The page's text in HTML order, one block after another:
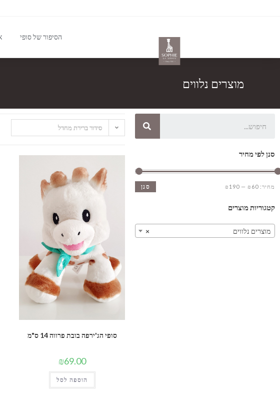
הסיפור של סופי
מוצרים נלווים
סנן לפי מחיר
סנן מחיר: ₪60
—
₪190
קטגוריות מוצרים
× מוצרים נלווים
סידור ברירת מחדל
סופי הג'ירפה בובת פרווה 14 ס"מ
₪69.00
הוספה לסל